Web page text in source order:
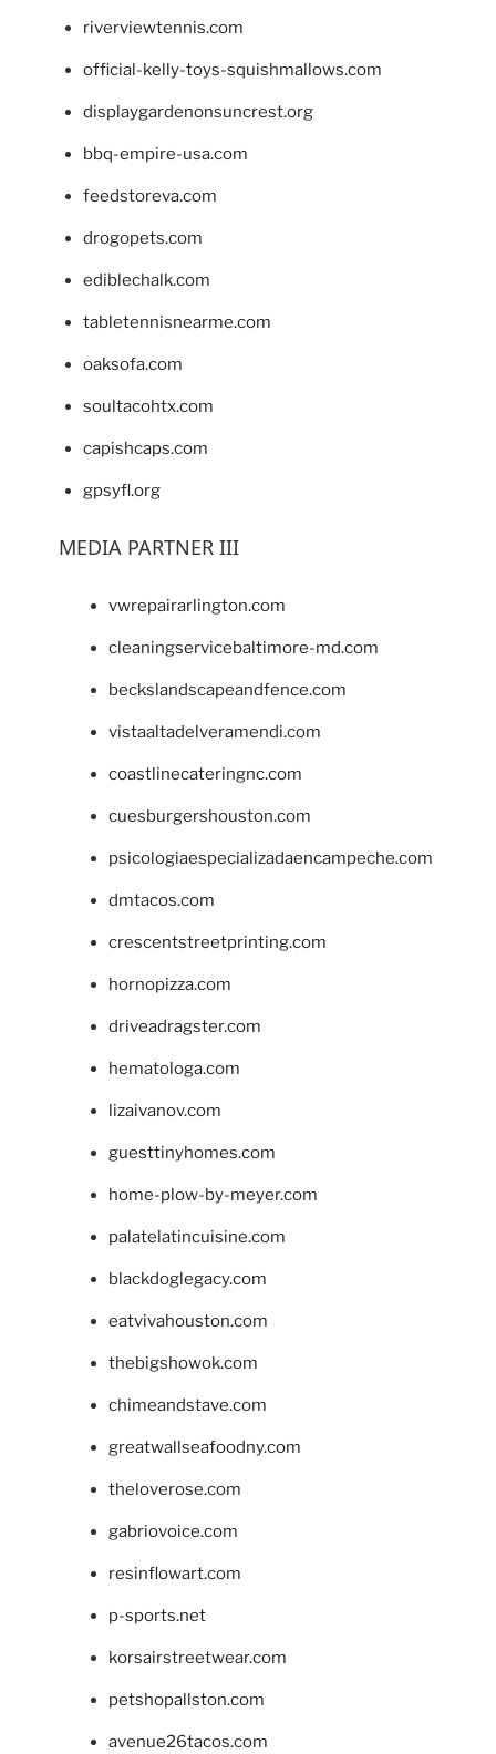
riverviewtennis.com
official-kelly-toys-squishmallows.com
displaygardenonsuncrest.org
bbq-empire-usa.com
feedstoreva.com
drogopets.com
ediblechalk.com
tabletennisnearme.com
oaksofa.com
soultacohtx.com
capishcaps.com
gpsyfl.org
MEDIA PARTNER III
vwrepairarlington.com
cleaningservicebaltimore-md.com
beckslandscapeandfence.com
vistaaltadelveramendi.com
coastlinecateringnc.com
cuesburgershouston.com
psicologiaespecializadaencampeche.com
dmtacos.com
crescentstreetprinting.com
hornopizza.com
driveadragster.com
hematologa.com
lizaivanov.com
guesttinyhomes.com
home-plow-by-meyer.com
palatelatincuisine.com
blackdoglegacy.com
eatvivahouston.com
thebigshowok.com
chimeandstave.com
greatwallseafoodny.com
theloverose.com
gabriovoice.com
resinflowart.com
p-sports.net
korsairstreetwear.com
petshopallston.com
avenue26tacos.com